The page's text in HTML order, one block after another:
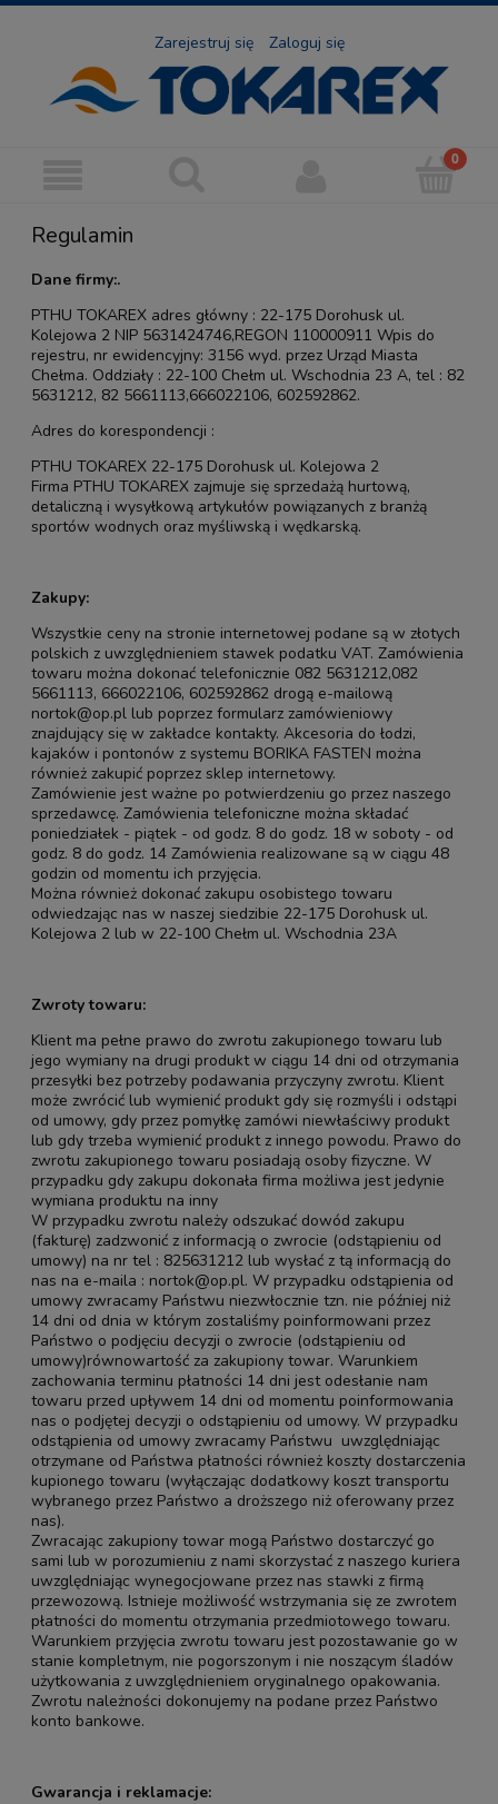
Zarejestruj się Zaloguj się
Regulamin
Dane firmy:.
PTHU TOKAREX adres główny : 22-175 Dorohusk ul.
Kolejowa 2 NIP 5631424746,REGON 110000911 Wpis do
rejestru, nr ewidencyjny: 3156 wyd. przez Urząd Miasta
Chełma. Oddziały : 22-100 Chełm ul. Wschodnia 23 A, tel : 82
5631212, 82 5661113,666022106, 602592862.
Adres do korespondencji :
PTHU TOKAREX 22-175 Dorohusk ul. Kolejowa 2
Firma PTHU TOKAREX zajmuje się sprzedażą hurtową,
detaliczną i wysyłkową artykułów powiązanych z branżą
sportów wodnych oraz myśliwską i wędkarską.
Zakupy:
Wszystkie ceny na stronie internetowej podane są w złotych
polskich z uwzględnieniem stawek podatku VAT. Zamówienia
towaru można dokonać telefonicznie 082 5631212,082
5661113, 666022106, 602592862 drogą e-mailową
nortok@op.pl lub poprzez formularz zamówieniowy
znajdujący się w zakładce kontakty. Akcesoria do łodzi,
kajaków i pontonów z systemu BORIKA FASTEN można
również zakupić poprzez sklep internetowy.
Zamówienie jest ważne po potwierdzeniu go przez naszego
sprzedawcę. Zamówienia telefoniczne można składać
poniedziałek - piątek - od godz. 8 do godz. 18 w soboty - od
godz. 8 do godz. 14 Zamówienia realizowane są w ciągu 48
godzin od momentu ich przyjęcia.
Można również dokonać zakupu osobistego towaru
odwiedzając nas w naszej siedzibie 22-175 Dorohusk ul.
Kolejowa 2 lub w 22-100 Chełm ul. Wschodnia 23A
Zwroty towaru:
Klient ma pełne prawo do zwrotu zakupionego towaru lub
jego wymiany na drugi produkt w ciągu 14 dni od otrzymania
przesyłki bez potrzeby podawania przyczyny zwrotu. Klient
może zwrócić lub wymienić produkt gdy się rozmyśli i odstąpi
od umowy, gdy przez pomyłkę zamówi niewłaściwy produkt
lub gdy trzeba wymienić produkt z innego powodu. Prawo do
zwrotu zakupionego towaru posiadają osoby fizyczne. W
przypadku gdy zakupu dokonała firma możliwa jest jedynie
wymiana produktu na inny
W przypadku zwrotu należy odszukać dowód zakupu
(fakturę) zadzwonić z informacją o zwrocie (odstąpieniu od
umowy) na nr tel : 825631212 lub wysłać z tą informacją do
nas na e-maila : nortok@op.pl. W przypadku odstąpienia od
umowy zwracamy Państwu niezwłocznie tzn. nie później niż
14 dni od dnia w którym zostaliśmy poinformowani przez
Państwo o podjęciu decyzji o zwrocie (odstąpieniu od
umowy)równowartość za zakupiony towar. Warunkiem
zachowania terminu płatności 14 dni jest odesłanie nam
towaru przed upływem 14 dni od momentu poinformowania
nas o podjętej decyzji o odstąpieniu od umowy. W przypadku
odstąpienia od umowy zwracamy Państwu uwzględniając
otrzymane od Państwa płatności również koszty dostarczenia
kupionego towaru (wyłączając dodatkowy koszt transportu
wybranego przez Państwo a droższego niż oferowany przez
nas).
Zwracając zakupiony towar mogą Państwo dostarczyć go
sami lub w porozumieniu z nami skorzystać z naszego kuriera
uwzględniając wynegocjowane przez nas stawki z firmą
przewozową. Istnieje możliwość wstrzymania się ze zwrotem
płatności do momentu otrzymania przedmiotowego towaru.
Warunkiem przyjęcia zwrotu towaru jest pozostawanie go w
stanie kompletnym, nie pogorszonym i nie noszącym śladów
użytkowania z uwzględnieniem oryginalnego opakowania.
Zwrotu należności dokonujemy na podane przez Państwo
konto bankowe.
Gwarancja i reklamacje: